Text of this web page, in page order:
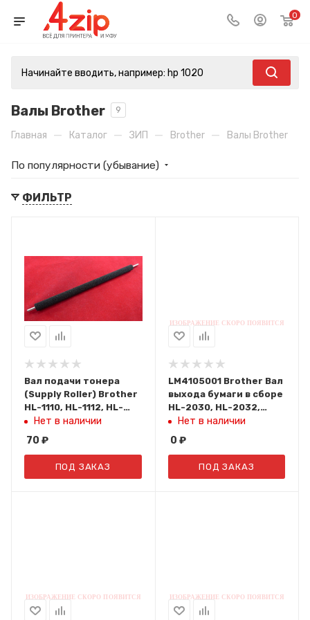
0
Валы Brother 9
Главная — Каталог — ЗИП — Brother — Валы Brother
По популярности (убывание)
ФИЛЬТР
Вал подачи тонера
(Supply Roller) Brother
HL-1110, HL-1112, HL-
1210, HL-1212, DCP-1510,
DCP-1612, MFC-1810,
MFC-1815 (TN-1075)
(ELP) ELP-SR-TN1035-1
Нет в наличии
70 ₽
ПОД ЗАКАЗ
LM4105001 Brother Вал
выхода бумаги в сборе
HL-2030, HL-2032,
2040, 2070N, 2045,
Нет в наличии
0 ₽
ПОД ЗАКАЗ